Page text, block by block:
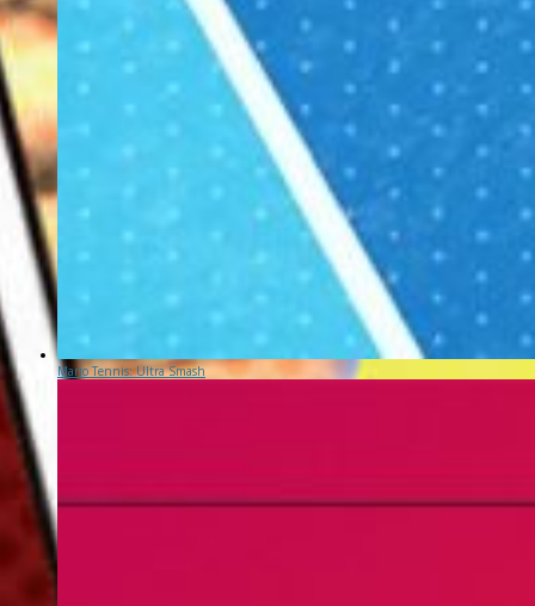
Mario Tennis: Ultra Smash